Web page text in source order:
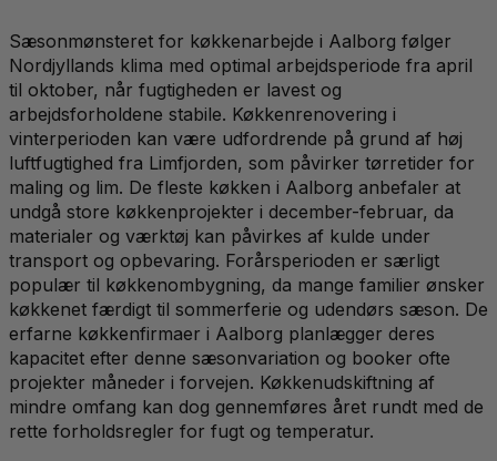
Sæsonmønsteret for køkkenarbejde i Aalborg følger
Nordjyllands klima med optimal arbejdsperiode fra april
til oktober, når fugtigheden er lavest og
arbejdsforholdene stabile. Køkkenrenovering i
vinterperioden kan være udfordrende på grund af høj
luftfugtighed fra Limfjorden, som påvirker tørretider for
maling og lim. De fleste køkken i Aalborg anbefaler at
undgå store køkkenprojekter i december-februar, da
materialer og værktøj kan påvirkes af kulde under
transport og opbevaring. Forårsperioden er særligt
populær til køkkenombygning, da mange familier ønsker
køkkenet færdigt til sommerferie og udendørs sæson. De
erfarne køkkenfirmaer i Aalborg planlægger deres
kapacitet efter denne sæsonvariation og booker ofte
projekter måneder i forvejen. Køkkenudskiftning af
mindre omfang kan dog gennemføres året rundt med de
rette forholdsregler for fugt og temperatur.